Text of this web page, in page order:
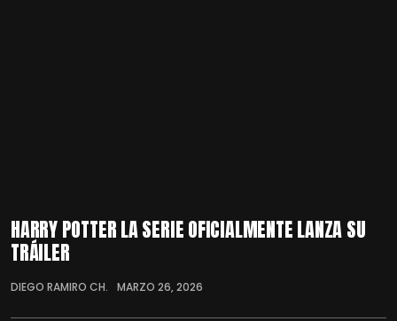
HARRY POTTER LA SERIE OFICIALMENTE LANZA SU
TRÁILER
DIEGO RAMIRO CH. MARZO 26, 2026